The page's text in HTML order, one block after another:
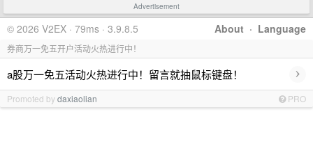
Advertisement
About · Language
© 2026 V2EX · 79ms · 3.9.8.5
券商万一免五开户活动火热进行中！
a股万一免五活动火热进行中！留言就抽鼠标键盘！ ›
Promoted bydaxiaolian PRO